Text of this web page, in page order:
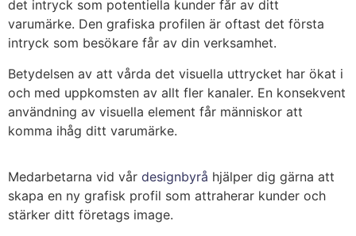
det intryck som potentiella kunder får av ditt
varumärke. Den grafiska profilen är oftast det första
intryck som besökare får av din verksamhet.
Betydelsen av att vårda det visuella uttrycket har ökat i
och med uppkomsten av allt fler kanaler. En konsekvent
användning av visuella element får människor att
komma ihåg ditt varumärke.
Medarbetarna vid vår designbyrå hjälper dig gärna att
skapa en ny grafisk profil som attraherar kunder och
stärker ditt företags image.